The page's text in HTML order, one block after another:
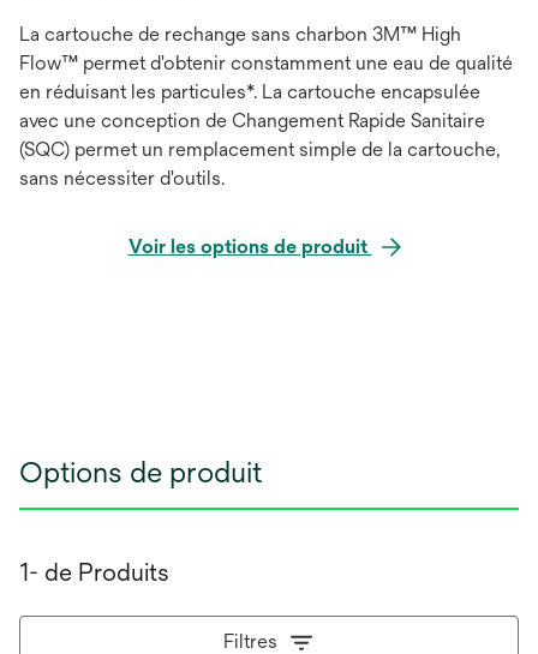
La cartouche de rechange sans charbon 3M™ High
Flow™ permet d'obtenir constamment une eau de qualité
en réduisant les particules*. La cartouche encapsulée
avec une conception de Changement Rapide Sanitaire
(SQC) permet un remplacement simple de la cartouche,
sans nécessiter d'outils.
Voir les options de produit
Options de produit
1- de Produits
Filtres